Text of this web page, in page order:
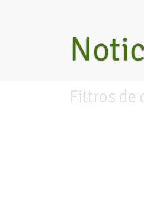
Filtros de